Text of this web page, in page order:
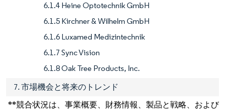
6.1.4 Heine Optotechnik GmbH
6.1.5 Kirchner & Wilhelm GmbH
6.1.6 Luxamed Medizintechnik
6.1.7 Sync Vision
6.1.8 Oak Tree Products, Inc.
7. 市場機会と将来のトレンド
**競合状況は、事業概要、財務情報、製品と戦略、および